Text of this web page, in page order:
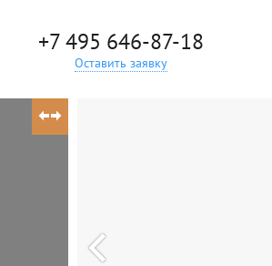
+7 495 646-87-18
Оставить заявку